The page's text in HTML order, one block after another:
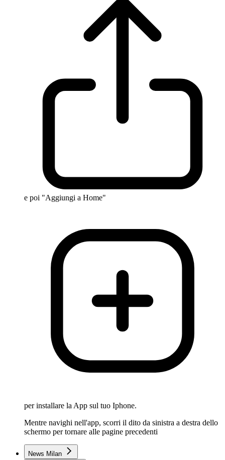
e poi "Aggiungi a Home"
per installare la App sul tuo Iphone.
Mentre navighi nell'app, scorri il dito da sinistra a destra dello
schermo per tornare alle pagine precedenti
News Milan